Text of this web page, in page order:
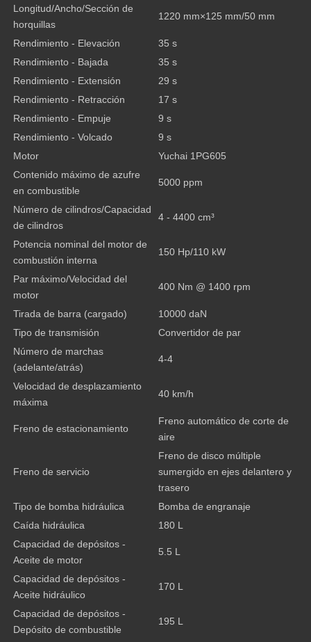
Longitud/Ancho/Sección de
horquillas
1220 mm×125 mm/50 mm
Rendimiento - Elevación
35 s
Rendimiento - Bajada
35 s
Rendimiento - Extensión
29 s
Rendimiento - Retracción
17 s
Rendimiento - Empuje
9 s
Rendimiento - Volcado
9 s
Motor
Yuchai 1PG605
Contenido máximo de azufre
en combustible
5000 ppm
Número de cilindros/Capacidad
de cilindros
4 - 4400 cm³
Potencia nominal del motor de
combustión interna
150 Hp/110 kW
Par máximo/Velocidad del
motor
400 Nm @ 1400 rpm
Tirada de barra (cargado)
10000 daN
Tipo de transmisión
Convertidor de par
Número de marchas
(adelante/atrás)
4-4
Velocidad de desplazamiento
máxima
40 km/h
Freno de estacionamiento
Freno automático de corte de
aire
Freno de servicio
Freno de disco múltiple
sumergido en ejes delantero y
trasero
Tipo de bomba hidráulica
Bomba de engranaje
Caída hidráulica
180 L
Capacidad de depósitos -
Aceite de motor
5.5 L
Capacidad de depósitos -
Aceite hidráulico
170 L
Capacidad de depósitos -
Depósito de combustible
195 L